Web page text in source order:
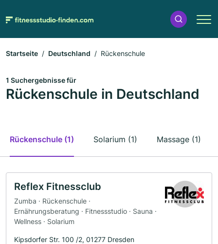
Startseite Deutschland Rückenschule
1 Suchergebnisse für
Rückenschule in Deutschland
Rückenschule (1) Solarium (1) Massage (1)
Reflex Fitnessclub
Zumba · Rückenschule ·
Ernährungsberatung · Fitnessstudio · Sauna ·
Wellness · Solarium
Kipsdorfer Str. 100 /2, 01277 Dresden